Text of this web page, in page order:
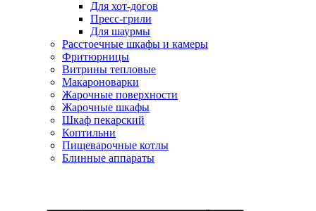
Для хот-догов
Пресс-грили
Для шаурмы
Расстоечные шкафы и камеры
Фритюрницы
Витрины тепловые
Макароноварки
Жарочные поверхности
Жарочные шкафы
Шкаф пекарский
Коптильни
Пищеварочные котлы
Блинные аппараты